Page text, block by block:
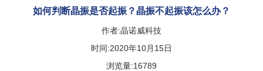
如何判断晶振是否起振？晶振不起振该怎么办？
作者:晶诺威科技
时间:2020年10月15日
浏览量:16789